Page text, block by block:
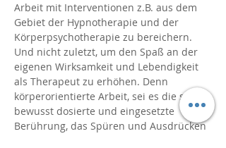
Arbeit mit Interventionen z.B. aus dem
Gebiet der Hypnotherapie und der
Körperpsychotherapie zu bereichern.
Und nicht zuletzt, um den Spaß an der
eigenen Wirksamkeit und Lebendigkeit
als Therapeut zu erhöhen. Denn
körperorientierte Arbeit, sei es die sehr
bewusst dosierte und eingesetzte
Berührung, das Spüren und Ausdrücken